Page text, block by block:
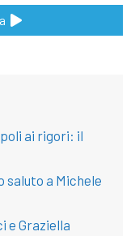
ai rigori: il
saluto a Michele
e Graziella